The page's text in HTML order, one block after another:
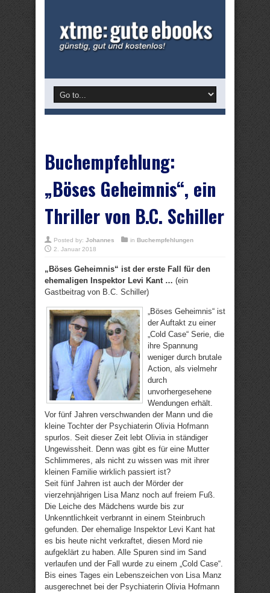
Buchempfehlung:
„Böses Geheimnis“, ein
Thriller von B.C. Schiller
Posted by: Johannes in Buchempfehlungen
2. Januar 2018
„Böses Geheimnis“ ist der erste Fall für den
ehemaligen Inspektor Levi Kant … (ein
Gastbeitrag von B.C. Schiller)
„Böses Geheimnis“ ist
der Auftakt zu einer
„Cold Case“ Serie, die
ihre Spannung
weniger durch brutale
Action, als vielmehr
durch
unvorhergesehene
Wendungen erhält.
Vor fünf Jahren verschwanden der Mann und die
kleine Tochter der Psychiaterin Olivia Hofmann
spurlos. Seit dieser Zeit lebt Olivia in ständiger
Ungewissheit. Denn was gibt es für eine Mutter
Schlimmeres, als nicht zu wissen was mit ihrer
kleinen Familie wirklich passiert ist?
Seit fünf Jahren ist auch der Mörder der
vierzehnjährigen Lisa Manz noch auf freiem Fuß.
Die Leiche des Mädchens wurde bis zur
Unkenntlichkeit verbrannt in einem Steinbruch
gefunden. Der ehemalige Inspektor Levi Kant hat
es bis heute nicht verkraftet, diesen Mord nie
aufgeklärt zu haben. Alle Spuren sind im Sand
verlaufen und der Fall wurde zu einem „Cold Case“.
Bis eines Tages ein Lebenszeichen von Lisa Manz
ausgerechnet bei der Psychiaterin Olivia Hofmann